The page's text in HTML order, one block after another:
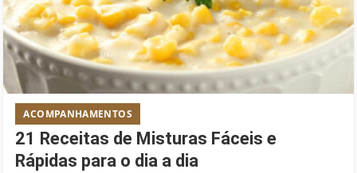
ACOMPANHAMENTOS
21 Receitas de Misturas Fáceis e
Rápidas para o dia a dia